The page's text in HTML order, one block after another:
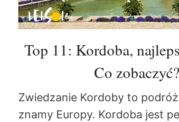
Top 11: Kordoba,
Co zobaczyć?
Zwiedzanie Kordoby to
znamy Europy. Kordoba jest